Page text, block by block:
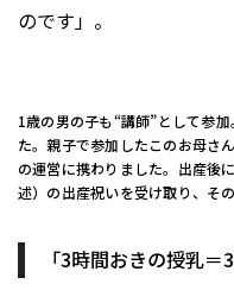
のです」。
1歳の男の子も“講師”として参
た。親子で参加したこのお母さ
の運営に携わりました。出産後
述）の出産祝いを受け取り、そ
「3時間おきの授乳